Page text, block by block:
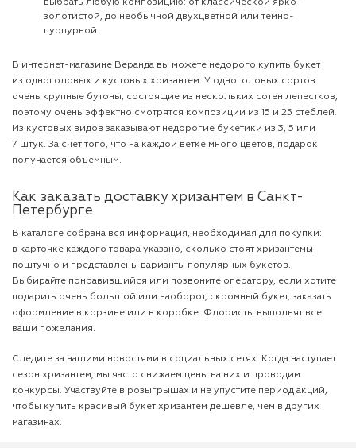
выбрать любую композицию: от классической ярко-
золотистой, до необычной двухцветной или темно-
пурпурной.
В интернет-магазине Веранда вы можете недорого купить букет
из одноголовых и кустовых хризантем. У одноголовых сортов
очень крупные бутоны, состоящие из нескольких сотен лепестков,
поэтому очень эффектно смотрятся композиции из 15 и 25 стеблей.
Из кустовых видов заказывают недорогие букетики из 3, 5 или
7 штук. За счет того, что на каждой ветке много цветов, подарок
получается объемным.
Как заказать доставку хризантем в Санкт-
Петербурге
В каталоге собрана вся информация, необходимая для покупки:
в карточке каждого товара указано, сколько стоят хризантемы
поштучно и представлены варианты популярных букетов.
Выбирайте понравившийся или позвоните оператору, если хотите
подарить очень большой или наоборот, скромный букет, заказать
оформление в корзине или в коробке. Флористы выполнят все
ваши пожелания.
Следите за нашими новостями в социальных сетях. Когда наступает
сезон хризантем, мы часто снижаем цены на них и проводим
конкурсы. Участвуйте в розыгрышах и не упустите период акций,
чтобы купить красивый букет хризантем дешевле, чем в других
магазинах.